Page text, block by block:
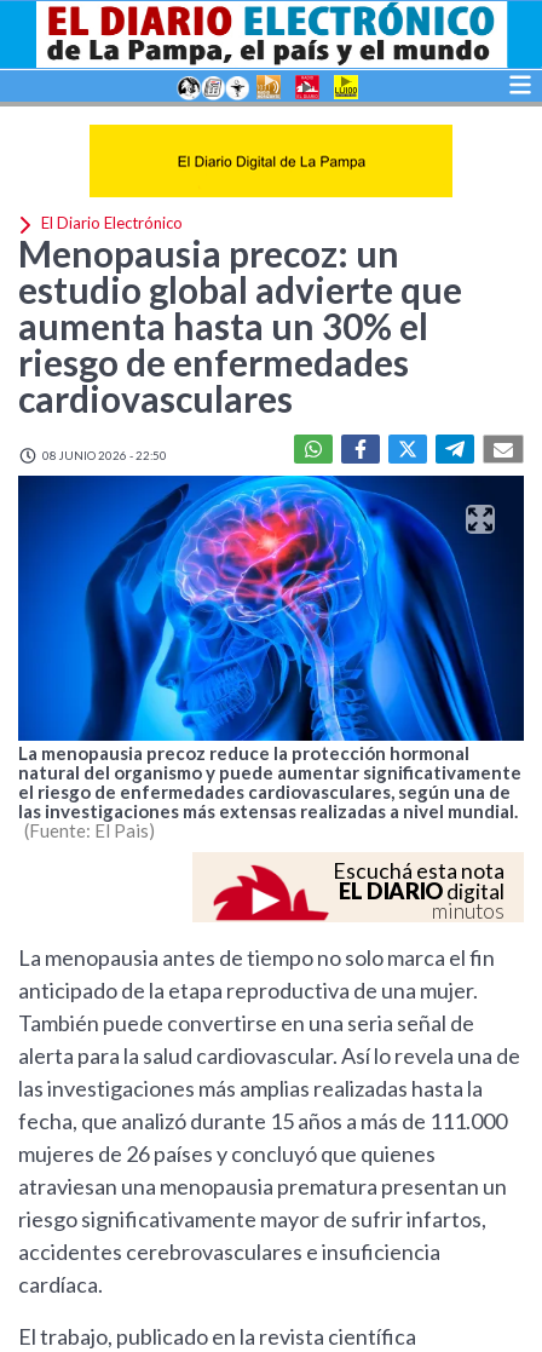
El Diario Electrónico
Menopausia precoz: un
estudio global advierte que
aumenta hasta un 30% el
riesgo de enfermedades
cardiovasculares
08 JUNIO 2026 - 22:50
La menopausia precoz reduce la protección hormonal
natural del organismo y puede aumentar significativamente
el riesgo de enfermedades cardiovasculares, según una de
las investigaciones más extensas realizadas a nivel mundial.
Fuente: El Pais
Escuchá esta nota
EL DIARIOdigital
minutos
La menopausia antes de tiempo no solo marca el fin
anticipado de la etapa reproductiva de una mujer.
También puede convertirse en una seria señal de
alerta para la salud cardiovascular. Así lo revela una de
las investigaciones más amplias realizadas hasta la
fecha, que analizó durante 15 años a más de 111.000
mujeres de 26 países y concluyó que quienes
atraviesan una menopausia prematura presentan un
riesgo significativamente mayor de sufrir infartos,
accidentes cerebrovasculares e insuficiencia
cardíaca.
El trabajo, publicado en la revista científica